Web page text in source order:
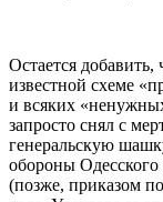
Остается
известной схеме
и всяких
запросто снял с
генеральскую
обороны Одесского
(позже, приказом